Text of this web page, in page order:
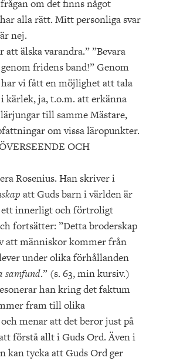
om det finns något
alla rätt. Mitt personliga svar
nej.
att älska varandra.” ”Bevara
fridens band!” Genom
vi fått en möjlighet att tala
kärlek, ja, t.o.m. att erkänna
till samme Mästare,
om vissa läropunkter.
OCH
Rosenius. Han skriver i
att Guds barn i världen är
ett innerligt och förtroligt
fortsätter: ”Detta broderskap
att människor kommer från
under olika förhållanden
samfund.” (s. 63, min kursiv.)
han kring det faktum
fram till olika
menar att det beror just på
förstå allt i Guds Ord. Även i
kan tycka att Guds Ord ger